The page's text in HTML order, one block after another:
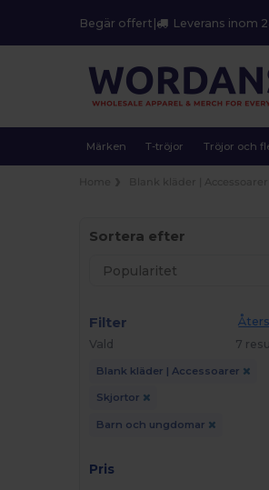
Begär offert | Leverans inom
Märken T-tröjor Tröjor och
Sortera efter
Filter
Vald
7
Blank kläder | Accessoarer
Skjortor
Barn och ungdomar
Pris